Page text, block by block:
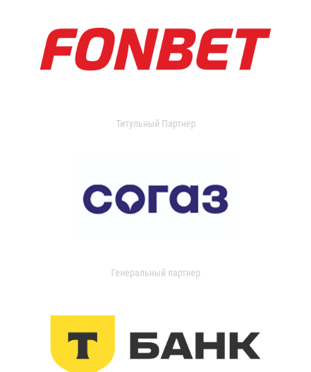
Титульный Партнер
Генеральный партнер